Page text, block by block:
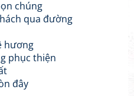
chúng
qua đường
hương
phục thiện
đây